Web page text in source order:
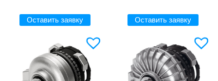
Оставить заявку Оставить заявку